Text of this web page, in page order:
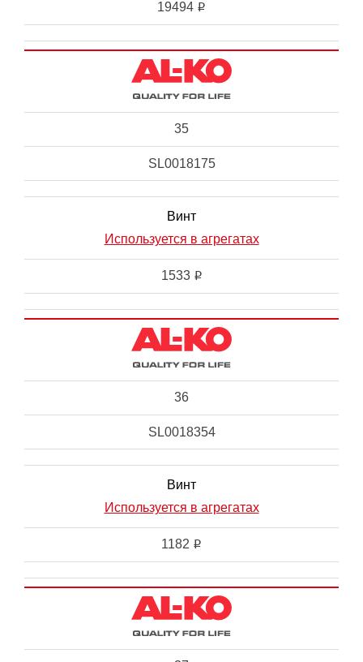
19494 i
35
SL0018175
Винт
Используется в агрегатах
1533 i
36
SL0018354
Винт
Используется в агрегатах
1182 i